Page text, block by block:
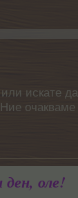
искате
оле!